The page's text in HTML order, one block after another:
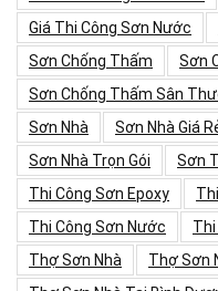
Giá Thi Công Sơn Nước
Sơn Chống Thấm
Sơn
Sơn Chống Thấm Sân
Sơn Nhà
Sơn Nhà Giá
Sơn Nhà Trọn Gói
Sơn
Thi Công Sơn Epoxy
Thi Công Sơn Nước
Thợ Sơn Nhà
Thợ Sơn